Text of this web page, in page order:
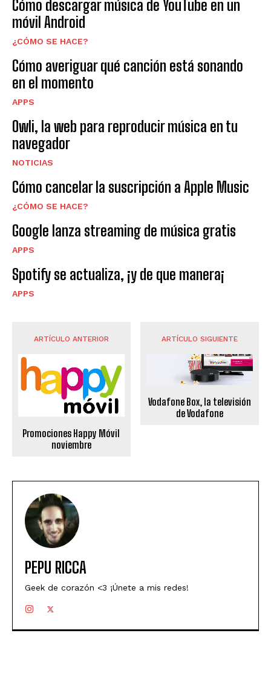
Cómo descargar música de YouTube en un
móvil Android
¿CÓMO SE HACE?
Cómo averiguar qué canción está sonando
en el momento
APPS
Owli, la web para reproducir música en tu
navegador
NOTICIAS
Cómo cancelar la suscripción a Apple Music
¿CÓMO SE HACE?
Google lanza streaming de música gratis
APPS
Spotify se actualiza, ¡y de que manera¡
APPS
ARTÍCULO ANTERIOR
Promociones Happy Móvil
noviembre
ARTÍCULO SIGUIENTE
Vodafone Box, la televisión
de Vodafone
PEPU RICCA
Geek de corazón <3 ¡Únete a mis redes!